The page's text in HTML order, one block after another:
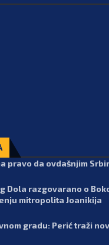
pravo da ovdašnjim
Dola razgovarano o
mitropolita Joanikija
gradu: Perić traži